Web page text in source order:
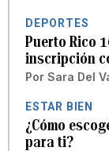
DEPORTES
Puerto Rico
inscripción
Por Sara Del
ESTAR BIEN
¿Cómo
para ti?